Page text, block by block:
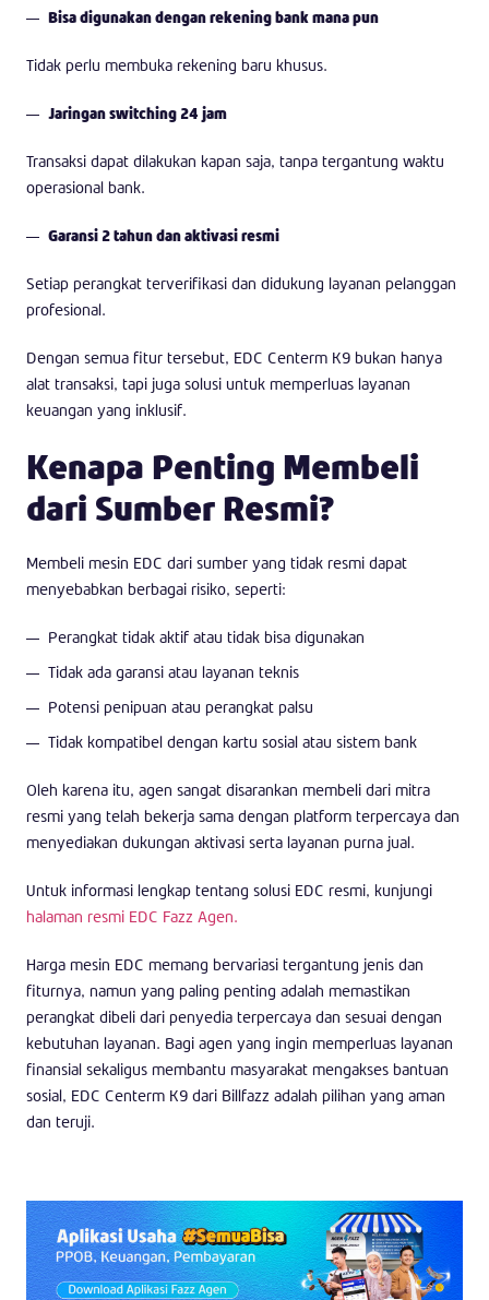
Bisa digunakan dengan rekening bank mana pun
Tidak perlu membuka rekening baru khusus.
Jaringan switching 24 jam
Transaksi dapat dilakukan kapan saja, tanpa tergantung waktu
operasional bank.
Garansi 2 tahun dan aktivasi resmi
Setiap perangkat terverifikasi dan didukung layanan pelanggan
profesional.
Dengan semua fitur tersebut, EDC Centerm K9 bukan hanya
alat transaksi, tapi juga solusi untuk memperluas layanan
keuangan yang inklusif.
Kenapa Penting Membeli
dari Sumber Resmi?
Membeli mesin EDC dari sumber yang tidak resmi dapat
menyebabkan berbagai risiko, seperti:
Perangkat tidak aktif atau tidak bisa digunakan
Tidak ada garansi atau layanan teknis
Potensi penipuan atau perangkat palsu
Tidak kompatibel dengan kartu sosial atau sistem bank
Oleh karena itu, agen sangat disarankan membeli dari mitra
resmi yang telah bekerja sama dengan platform terpercaya dan
menyediakan dukungan aktivasi serta layanan purna jual.
Untuk informasi lengkap tentang solusi EDC resmi, kunjungi
halaman resmi EDC Fazz Agen.
Harga mesin EDC memang bervariasi tergantung jenis dan
fiturnya, namun yang paling penting adalah memastikan
perangkat dibeli dari penyedia terpercaya dan sesuai dengan
kebutuhan layanan. Bagi agen yang ingin memperluas layanan
finansial sekaligus membantu masyarakat mengakses bantuan
sosial, EDC Centerm K9 dari Billfazz adalah pilihan yang aman
dan teruji.